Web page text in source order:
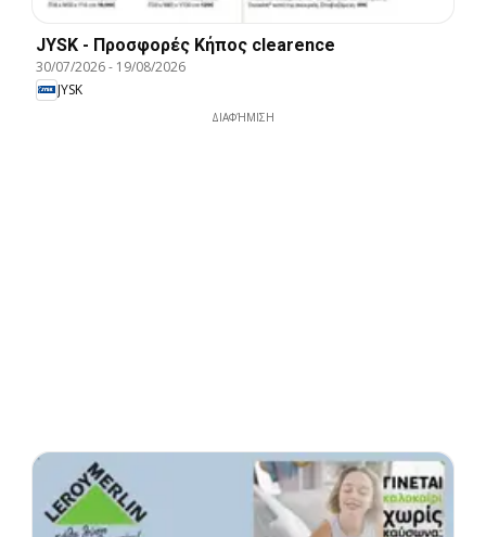
JYSK - Προσφορές Κήπος clearence
30/07/2026- 19/08/2026
JYSK
ΔΙΑΦΉΜΙΣΗ